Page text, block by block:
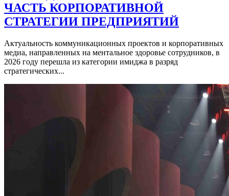
ЧАСТЬ КОРПОРАТИВНОЙ
СТРАТЕГИИ ПРЕДПРИЯТИЙ
Актуальность коммуникационных проектов и корпоративных
медиа, направленных на ментальное здоровье сотрудников, в
2026 году перешла из категории имиджа в разряд
стратегических...